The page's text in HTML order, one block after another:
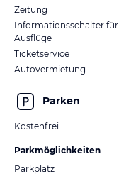
Zeitung
Informationsschalter für
Ausflüge
Ticketservice
Autovermietung
Parken
Kostenfrei
Parkmöglichkeiten
Parkplatz